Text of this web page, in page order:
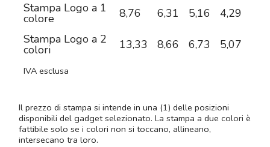
Stampa Logo a 1
colore 8,76 6,31 5,16 4,29
Stampa Logo a 2
colori 13,33 8,66 6,73 5,07
IVA esclusa
Il prezzo di stampa si intende in una (1) delle posizioni
disponibili del gadget selezionato. La stampa a due colori è
fattibile solo se i colori non si toccano, allineano,
intersecano tra loro.